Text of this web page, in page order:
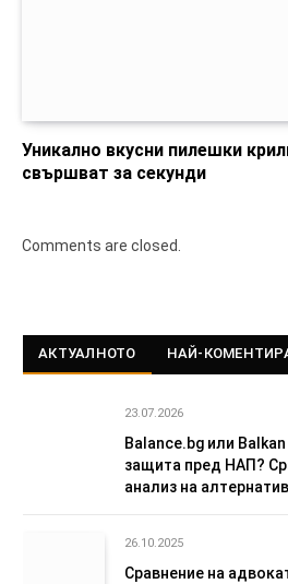
Уникално вкусни пилешки
свършват за секунди
Comments are closed.
АКТУАЛНОТО НАЙ-
23.07.2026
Balance.bg или
защита пред НАП?
анализ на
26.10.2025
Сравнение на